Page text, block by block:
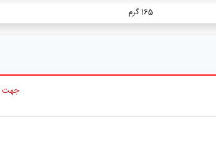
165 گرم
جهت